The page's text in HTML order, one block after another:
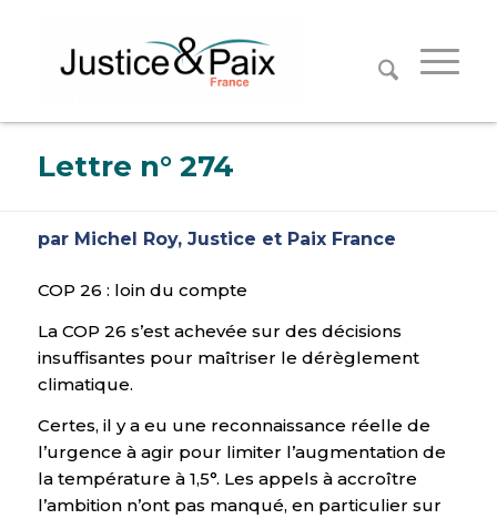
Lettre n° 274
par Michel Roy, Justice et Paix France
COP 26 : loin du compte
La COP 26 s’est achevée sur des décisions
insuffisantes pour maîtriser le dérèglement
climatique.
Certes, il y a eu une reconnaissance réelle de
l’urgence à agir pour limiter l’augmentation de
la température à 1,5°. Les appels à accroître
l’ambition n’ont pas manqué, en particulier sur